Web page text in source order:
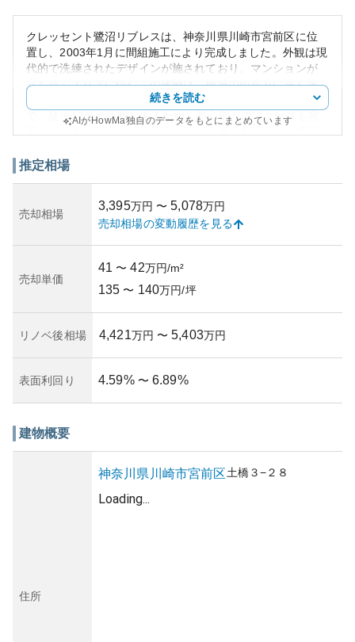
クレッセント鷺沼リブレスは、神奈川県川崎市宮前区に位
置し、2003年1月に間組施工により完成しました。外観は現
代的で洗練されたデザインが施されており、マンションが
立ち並ぶエリアに佇むこの建物は、地域の街並みに深く溶
け込んでいます。最寄り駅は東急田園都市線の宮前平駅
で、徒歩12分の距離にあるため、都心部へのアクセスも容
周辺には商業施設や教育機関、自然豊かな公園が点在して
産性においても、田園都市線周辺地域という人気エリアに
立地している点が大きく、有望な資産としての価値を持っ
ていると言えるでしょう。
からの時間を考慮すれば、大きな築年数の経過にはありま
すが、管理状態が良好であるかの確認も重要です。立地や
続きを読む
AIがHowMa独自のデータをもとにまとめています
推定相場
売却相場
3,395万円 〜 5,078万円
売却相場の変動履歴を見る
売却単価
41 〜 42万円/m²
135 〜 140万円/坪
リノベ後相場 4,421万円 〜 5,403万円
表面利回り 4.59% 〜 6.89%
建物概要
住所
神奈川県 川崎市宮前区土橋３−２８
Loading...